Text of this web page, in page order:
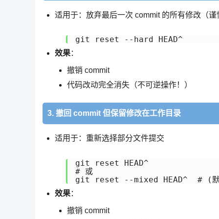
适用于：放弃最后一次 commit 的所有修改（谨
效果：
撤销 commit
代码改动完全消失（不可逆操作！）
3. 撤回 commit 但保留修改在工作目录
适用于：重新选择部分文件提交
git reset HEAD^
# 或
效果：
撤销 commit